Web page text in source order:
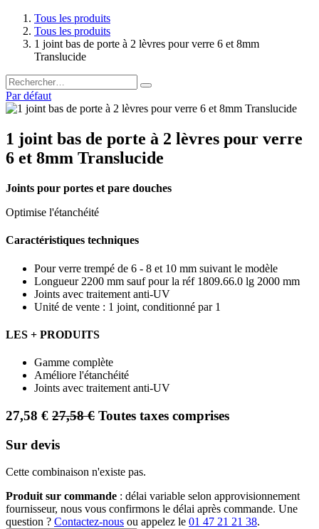
Tous les produits
Tous les produits
1 joint bas de porte à 2 lèvres pour verre 6 et 8mm
Translucide
Par défaut
1 joint bas de porte à 2 lèvres pour verre
6 et 8mm Translucide
Joints pour portes et pare douches
Optimise l'étanchéité
Caractéristiques techniques
Pour verre trempé de 6 - 8 et 10 mm suivant le modèle
Longueur 2200 mm sauf pour la réf 1809.66.0 lg 2000 mm
Joints avec traitement anti-UV
Unité de vente : 1 joint, conditionné par 1
LES + PRODUITS
Gamme complète
Améliore l'étanchéité
Joints avec traitement anti-UV
27,58 € 27,58€ Toutes taxes comprises
Sur devis
Cette combinaison n'existe pas.
Produit sur commande : délai variable selon approvisionnement
fournisseur, nous vous confirmons le délai après commande. Une
question ? Contactez-nous ou appelez le 01 47 21 21 38.